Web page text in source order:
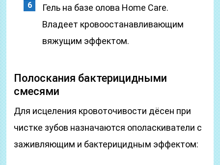
Гель на базе олова Home Care.
Владеет кровоостанавливающим
вяжущим эффектом.
Полоскания бактерицидными
смесями
Для исцеления кровоточивости дёсен при
чистке зубов назначаются ополаскиватели с
заживляющим и бактерицидным эффектом: